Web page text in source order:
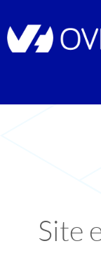
Site